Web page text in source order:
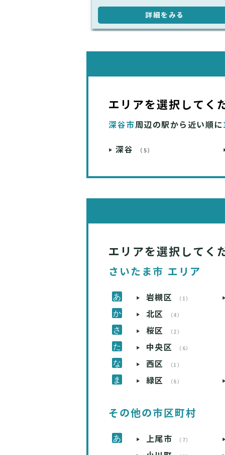
詳細をみる
エリアを選択してく
深谷市周辺の駅から近い順に
深谷 （5）
エリアを選択してく
さいたま市 エリア
岩槻区 （1）
北区 （4）
桜区 （2）
中央区 （6）
西区 （1）
緑区 （6）
その他の市区町村
上尾市 （7）